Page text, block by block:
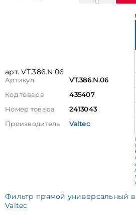
арт. VT.386.N.06
Артикул
VT.386.N.06
Код товара
435407
Номер товара
2413043
Производитель
Valtec
Фильтр прямой универсальный
Valtec